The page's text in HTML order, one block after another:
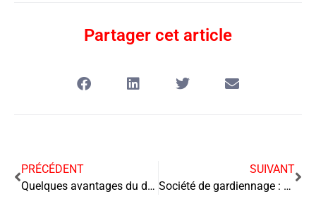
Partager cet article
PRÉCÉDENT
Quelques avantages du digital dans la gestion des ressources humaines
SUIVANT
Société de gardiennage : pourquoi et comment bien la choisir ?